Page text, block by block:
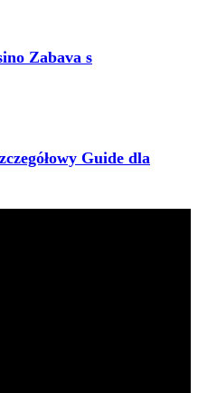
Zabava s
Guide dla